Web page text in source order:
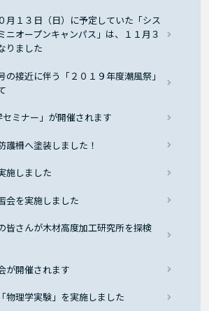
月１３日（日）に予定していた「シス
ニオープンキャンパス」は、１１月３
りました
の接近に伴う「２０１９年度潮風祭」
ミナー」が開催されます
護柵へ塗装しました！
施しました
会を実施しました
皆さんが木材高度加工研究所を探検
が開催されます
物理学実験」を実施しました